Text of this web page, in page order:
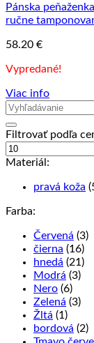
Pánska
ručne
58.20 €
Vypredané!
Viac info
Filtrovať podľa
Minimálna
cena
Materiál:
pravá koža
Farba:
Červená (3)
čierna (16)
hnedá (21)
Modrá (3)
Nero (6)
Zelená (3)
Žltá (1)
bordová (2)